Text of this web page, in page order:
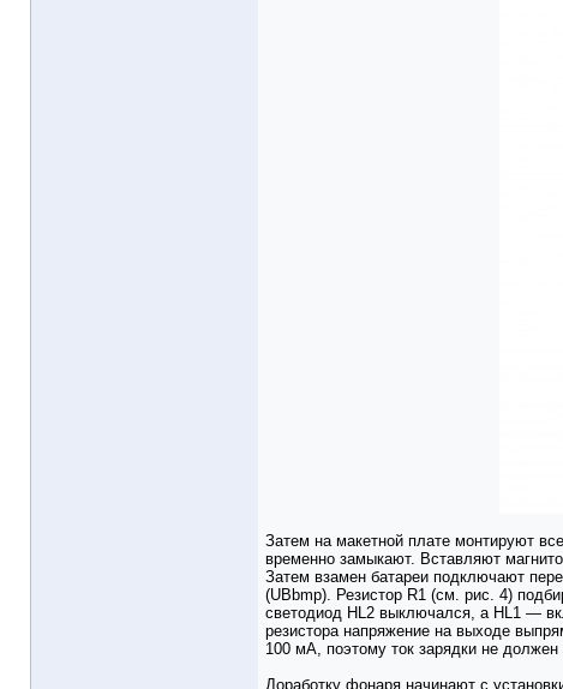
Затем на макетной плате монтируют
временно замыкают. Вставляют
Затем взамен батареи подключают
(UBbmp). Резистор R1 (см. рис. 4)
светодиод HL2 выключался, a HL1 —
резистора напряжение на выходе
100 мА, поэтому ток зарядки не
Доработку фонаря начинают с